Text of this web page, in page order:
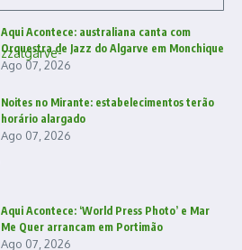
Aqui Acontece: australiana canta com
Orquestra de Jazz do Algarve em Monchique
Ago 07, 2026
Noites no Mirante: estabelecimentos terão
horário alargado
Ago 07, 2026
Aqui Acontece: ‘World Press Photo’ e Mar
Me Quer arrancam em Portimão
Ago 07, 2026